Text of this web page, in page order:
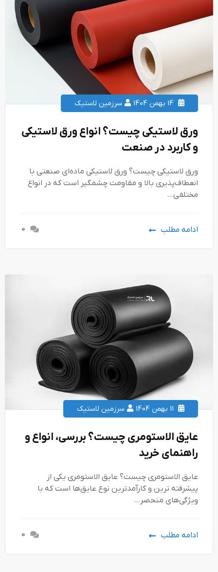
سرزمین لاستیک
ورق لاستیکی چیست؟ انواع ورق لاستیکی
و کاربرد در صنعت
ورق لاستیکی چیست؟ ورق لاستیکی ماده‌ای صنعتی با
انعطاف‌پذیری بالا و مقاومت چشمگیر است که در انواع
مختلفی…
ادامه مطلب 0
سرزمین لاستیک
عایق الاستومری چیست؟ بررسی، انواع و
راهنمای خرید
عایق الاستومری چیست؟ عایق الاستومری یکی از
پیشرفته‌ ترین و کارآمدترین نوع عایق‌ها است که با
ویژگی‌های منحصر…
ادامه مطلب 0